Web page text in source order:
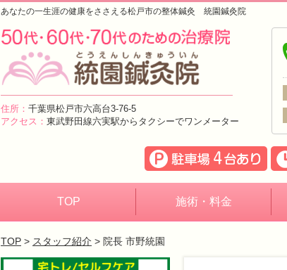
あなたの一生涯の健康をささえる松戸市の整体鍼灸 統園鍼灸院
住所： 千葉県松戸市六高台3-76-5
アクセス： 東武野田線六実駅からタクシーでワンメーター
TOP 施術・料金
TOP > スタッフ紹介 > 院長 市野統園